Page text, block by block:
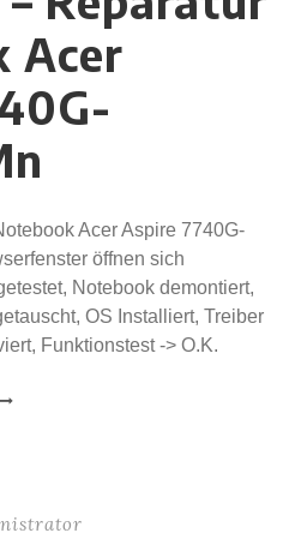
Acer
Acer Aspire 7740G-
öffnen sich
Notebook demontiert,
OS Installiert, Treiber
Funktionstest -> O.K.